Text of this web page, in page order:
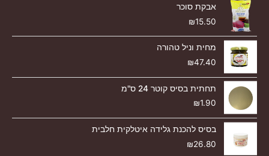
אבקת סוכר
₪15.50
מחית וניל טהורה
₪47.40
תחתית בסיס קוטר 24 ס"מ
₪1.90
בסיס להכנת גלידה איטלקית חלבית
₪26.80